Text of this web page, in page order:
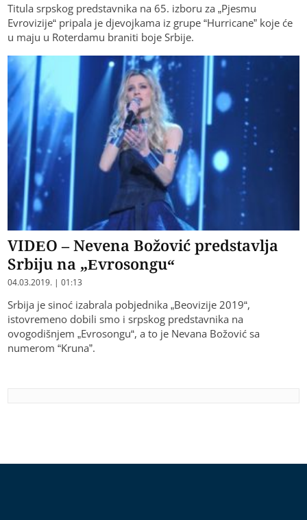
Titula srpskog predstavnika na 65. izboru za „Pjesmu
Evrovizije“ pripala je djevojkama iz grupe “Hurricane” koje će
u maju u Roterdamu braniti boje Srbije.
VIDEO – Nevena Božović predstavlja
Srbiju na „Evrosongu“
04.03.2019. | 01:13
Srbija je sinoć izabrala pobjednika „Beovizije 2019“,
istovremeno dobili smo i srpskog predstavnika na
ovogodišnjem „Evrosongu“, a to je Nevana Božović sa
numerom “Kruna”.